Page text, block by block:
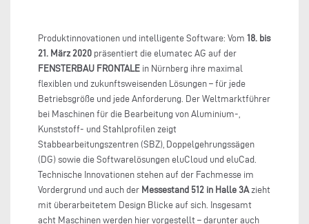
Produktinnovationen und intelligente Software: Vom 18. bis
21. März 2020 präsentiert die elumatec AG auf der
FENSTERBAU FRONTALE in Nürnberg ihre maximal
flexiblen und zukunftsweisenden Lösungen – für jede
Betriebsgröße und jede Anforderung. Der Weltmarktführer
bei Maschinen für die Bearbeitung von Aluminium-,
Kunststoff- und Stahlprofilen zeigt
Stabbearbeitungszentren (SBZ), Doppelgehrungssägen
(DG) sowie die Softwarelösungen eluCloud und eluCad.
Technische Innovationen stehen auf der Fachmesse im
Vordergrund und auch der Messestand 512 in Halle 3A zieht
mit überarbeitetem Design Blicke auf sich. Insgesamt
acht Maschinen werden hier vorgestellt – darunter auch